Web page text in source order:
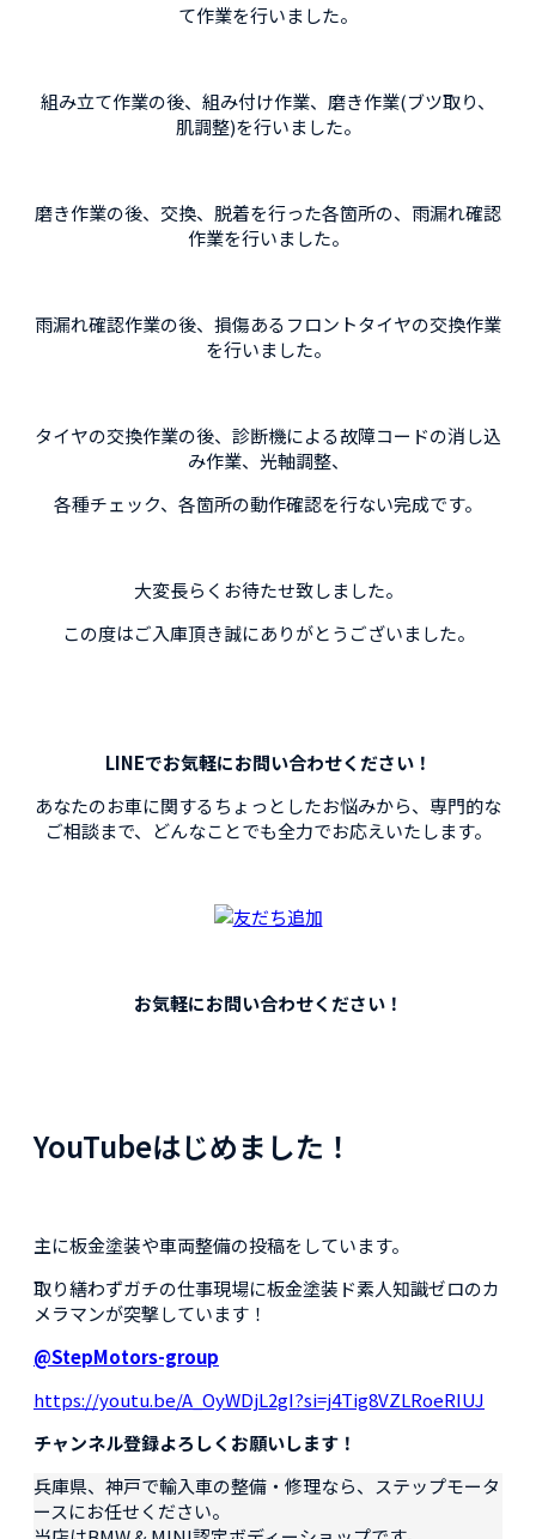
て作業を行いました。
組み立て作業の後、組み付け作業、磨き作業(ブツ取り、
肌調整)を行いました。
磨き作業の後、交換、脱着を行った各箇所の、雨漏れ確認
作業を行いました。
雨漏れ確認作業の後、損傷あるフロントタイヤの交換作業
を行いました。
タイヤの交換作業の後、診断機による故障コードの消し込
み作業、光軸調整、
各種チェック、各箇所の動作確認を行ない完成です。
大変長らくお待たせ致しました。
この度はご入庫頂き誠にありがとうございました。
LINEでお気軽にお問い合わせください！
あなたのお車に関するちょっとしたお悩みから、専門的な
ご相談まで、
どんなことでも全力でお応えいたします。
お気軽にお問い合わせください！
YouTubeはじめました！
主に板金塗装や車両整備の投稿をしています。
取り繕わずガチの仕事現場に板金塗装ド素人知識ゼロのカ
メラマンが突撃しています！
@StepMotors-group
https://youtu.be/A_OyWDjL2gI?si=j4Tig8VZLRoeRIUJ
チャンネル登録よろしくお願いします！
兵庫県、神戸で輸入車の整備・修理なら、ステップモータ
ースにお任せください。